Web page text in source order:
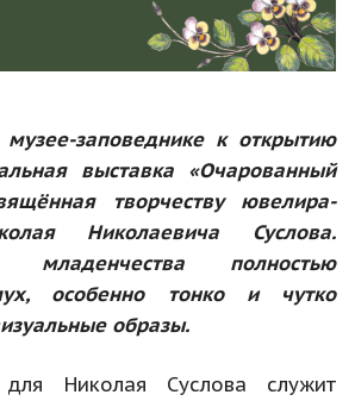
заповеднике к открытию
выставка «Очарованный
творчеству ювелира-
Николаевича Суслова.
полностью
особенно тонко и чутко
образы.
для Николая Суслова служит